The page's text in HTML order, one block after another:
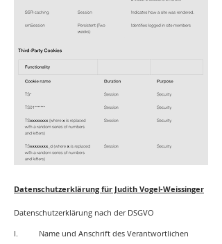
Datenschutzerklärung für Judith Vogel-Weissinger
Datenschutzerklärung nach der DSGVO
I. Name und Anschrift des Verantwortlichen